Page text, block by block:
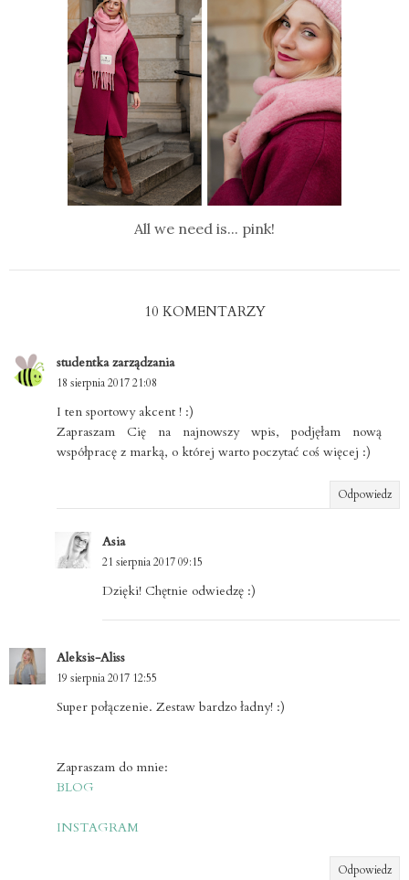
All we need is... pink!
10 KOMENTARZY
studentka zarządzania
18 sierpnia 2017 21:08
I ten sportowy akcent ! :)
Zapraszam Cię na najnowszy wpis, podjęłam nową
współpracę z marką, o której warto poczytać coś więcej :)
Odpowiedz
Asia
21 sierpnia 2017 09:15
Dzięki! Chętnie odwiedzę :)
Aleksis-Aliss
19 sierpnia 2017 12:55
Super połączenie. Zestaw bardzo ładny! :)
Zapraszam do mnie:
BLOG
INSTAGRAM
Odpowiedz